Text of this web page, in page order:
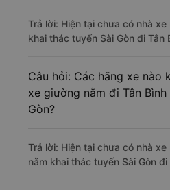
Trả lời: Hiện tại chưa có nhà
khai thác tuyến Sài Gòn đi Tân
Câu hỏi: Các hãng xe nào
xe giường nằm đi Tân
Gòn?
Trả lời: Hiện tại chưa có nhà
nằm khai thác tuyến Sài Gòn đi